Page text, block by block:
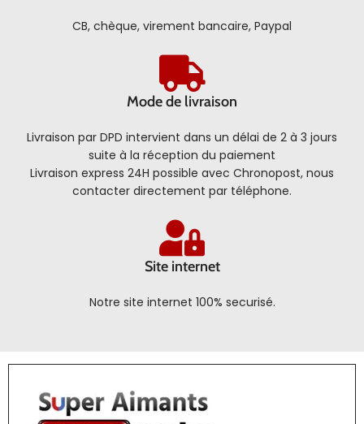
CB, chèque, virement bancaire, Paypal
Mode de livraison
Livraison par DPD intervient dans un délai de 2 à 3 jours
suite à la réception du paiement
Livraison express 24H possible avec Chronopost, nous
contacter directement par téléphone.
Site internet
Notre site internet 100% securisé.